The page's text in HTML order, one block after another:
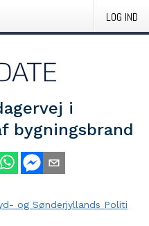
LOG IND
i
bygningsbrand
og Sønderjyllands Politi